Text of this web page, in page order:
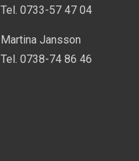
Tel. 0733-57 47 04
Martina Jansson
Tel. 0738-74 86 46